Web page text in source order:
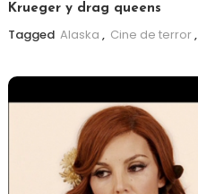
Krueger y drag queens
Tagged Alaska , Cine de terror,